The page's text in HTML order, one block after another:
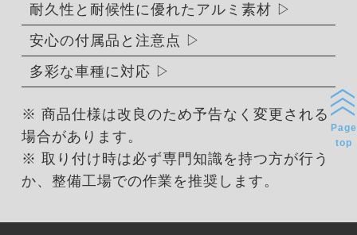
耐久性と耐候性に優れたアルミ素材
安心の付属品と注意点
多彩な車種に対応
※ 商品仕様は改良のため予告なく変更される
場合があります。
※ 取り付け時は必ず専門知識を持つ方が行う
か、整備工場での作業を推奨します。
Page
top